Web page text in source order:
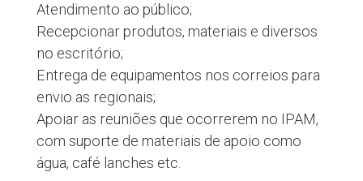
Atendimento ao público;
Recepcionar produtos, materiais e diversos
no escritório;
Entrega de equipamentos nos correios para
envio as regionais;
Apoiar as reuniões que ocorrerem no IPAM,
com suporte de materiais de apoio como
água, café lanches etc.